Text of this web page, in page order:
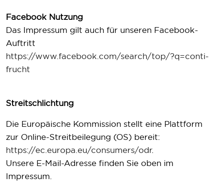
Facebook Nutzung
Das Impressum gilt auch für unseren Facebook-
Auftritt
https://www.facebook.com/search/top/?q=conti-
frucht
Streitschlichtung
Die Europäische Kommission stellt eine Plattform
zur Online-Streitbeilegung (OS) bereit:
https://ec.europa.eu/consumers/odr.
Unsere E-Mail-Adresse finden Sie oben im
Impressum.